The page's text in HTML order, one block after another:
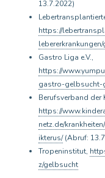
13.7.2022)
https://
Gastro Liga e.V.,
https://
gastro-
Berufsverband der
https://
netz.de/
ikterus/(Abruf:
Tropeninstitut,
z/gelbsucht